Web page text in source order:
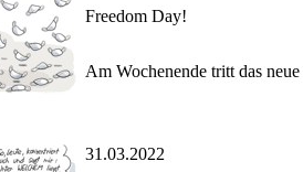
Freedom Day!
Am Wochenende tritt das
31.03.2022